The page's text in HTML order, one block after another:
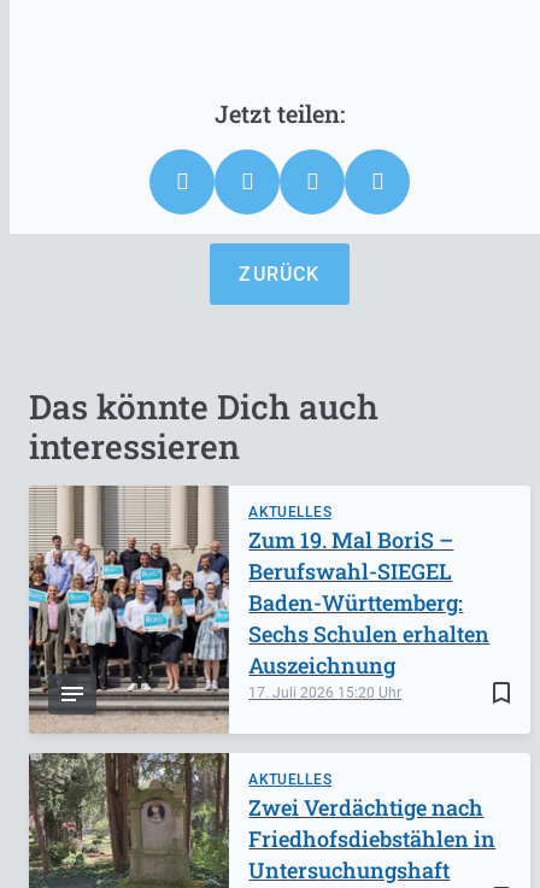
ZURÜCK
Das könnte Dich auch
interessieren
AKTUELLES
bookmark_border
17. Juli 2026 15:20
Zum 19. Mal BoriS –
Berufswahl-SIEGEL
Baden-Württemberg:
Sechs Schulen erhalten
Auszeichnung
AKTUELLES
Zwei Verdächtige nach
Friedhofsdiebstählen in
Untersuchungshaft